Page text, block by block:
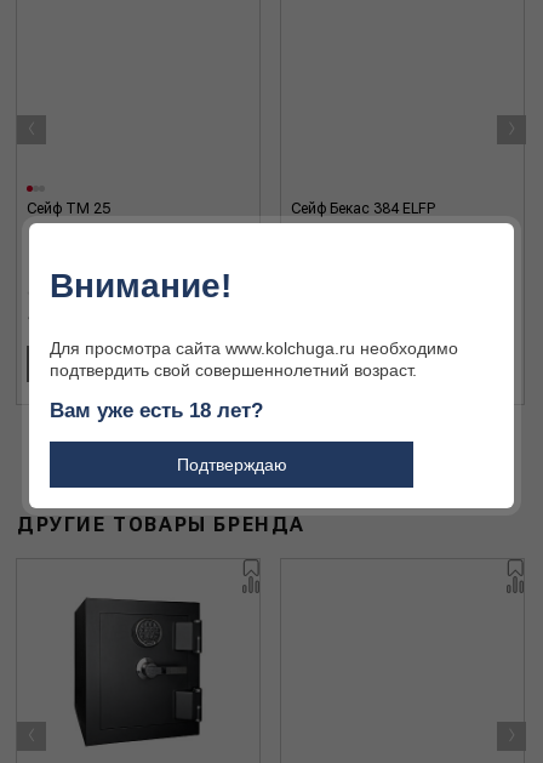
Сейф TM 25
19 446 ₽
В КОРЗИНУ
Сейф Бекас 384 ELFP
В КОРЗИНУ
‹ ›
ДРУГИЕ ТОВАРЫ БРЕНДА
‹ ›
Внимание!
Для просмотра сайта www.kolchuga.ru необходимо
подтвердить свой совершеннолетний возраст.
Вам уже есть 18 лет?
Подтверждаю